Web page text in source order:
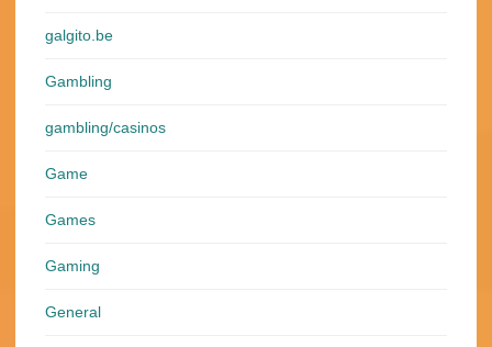
galgito.be
Gambling
gambling/casinos
Game
Games
Gaming
General